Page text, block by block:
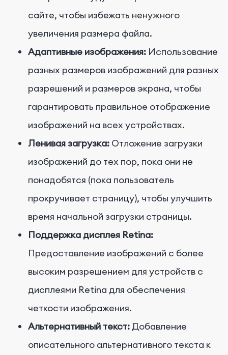
сайте, чтобы избежать ненужного
увеличения размера файла.
Адаптивные изображения: Использование
разных размеров изображений для разных
разрешений и размеров экрана, чтобы
гарантировать правильное отображение
изображений на всех устройствах.
Ленивая загрузка: Отложение загрузки
изображений до тех пор, пока они не
понадобятся (пока пользователь
прокручивает страницу), чтобы улучшить
время начальной загрузки страницы.
Поддержка дисплея Retina:
Предоставление изображений с более
высоким разрешением для устройств с
дисплеями Retina для обеспечения
четкости изображения.
Альтернативный текст: Добавление
описательного альтернативного текста к